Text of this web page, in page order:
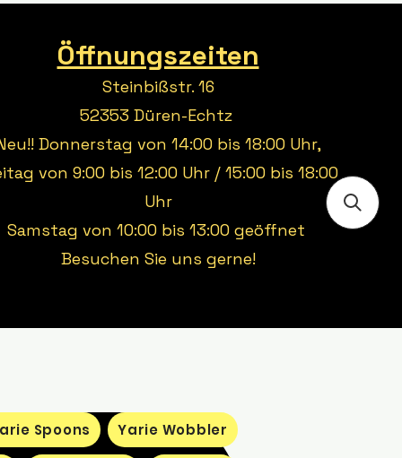
Öffnungszeiten
Steinbißstr. 16
52353 Düren-Echtz
Donnerstag von 14:00 bis 18:00 Uhr,
von 9:00 bis 12:00 Uhr / 15:00 bis 18:00
Uhr
Samstag von 10:00 bis 13:00 geöffnet
Besuchen Sie uns gerne!
Spoons Yarie Wobbler